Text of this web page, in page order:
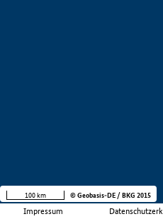
Impressum
100 km © Geobasis-DE / BKG 2015